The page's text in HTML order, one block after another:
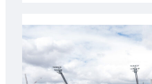
launches
special
Anniversary